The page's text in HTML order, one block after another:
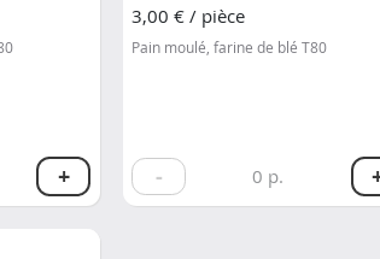
+
3,00 € / pièce
Pain moulé, farine de blé T80
- 0 p.